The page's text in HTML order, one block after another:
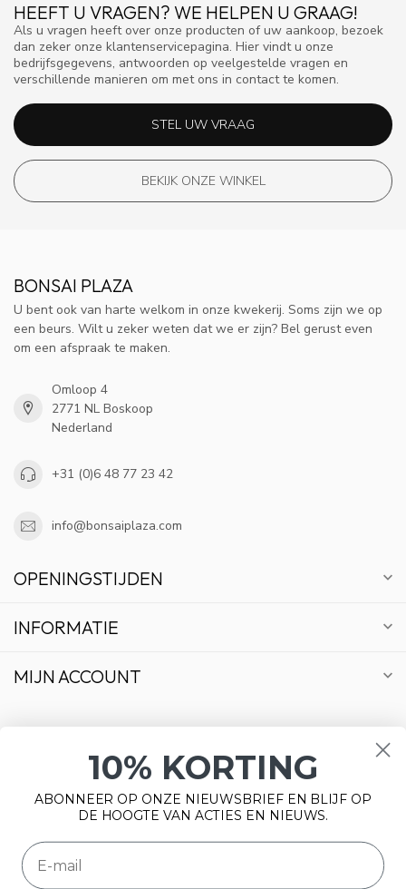
HEEFT U VRAGEN? WE HELPEN U GRAAG!
Als u vragen heeft over onze producten of uw aankoop, bezoek
dan zeker onze klantenservicepagina. Hier vindt u onze
bedrijfsgegevens, antwoorden op veelgestelde vragen en
verschillende manieren om met ons in contact te komen.
STEL UW VRAAG
BEKIJK ONZE WINKEL
BONSAI PLAZA
U bent ook van harte welkom in onze kwekerij. Soms zijn we op
een beurs. Wilt u zeker weten dat we er zijn? Bel gerust even
om een afspraak te maken.
Omloop 4
2771 NL Boskoop
Nederland
+31 (0)6 48 77 23 42
info@bonsaiplaza.com
OPENINGSTIJDEN
INFORMATIE
MIJN ACCOUNT
10% KORTING
ABONNEER OP ONZE NIEUWSBRIEF EN BLIJF OP
DE HOOGTE VAN ACTIES EN NIEUWS.